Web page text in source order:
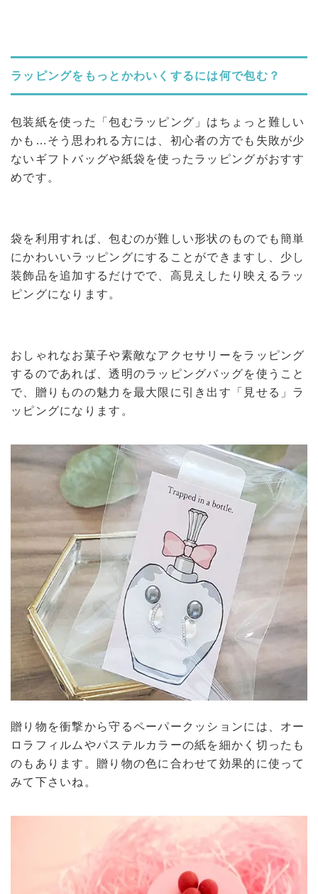
ラッピングをもっとかわいくするには何で包む？
包装紙を使った「包むラッピング」はちょっと難しい
かも…そう思われる方には、初心者の方でも失敗が少
ないギフトバッグや紙袋を使ったラッピングがおすす
めです。
袋を利用すれば、包むのが難しい形状のものでも簡単
にかわいいラッピングにすることができますし、少し
装飾品を追加するだけでで、高見えしたり映えるラッ
ピングになります。
おしゃれなお菓子や素敵なアクセサリーをラッピング
するのであれば、透明のラッピングバッグを使うこと
で、贈りものの魅力を最大限に引き出す「見せる」ラ
ッピングになります。
贈り物を衝撃から守るペーパークッションには、オー
ロラフィルムやパステルカラーの紙を細かく切ったも
のもあります。贈り物の色に合わせて効果的に使って
みて下さいね。